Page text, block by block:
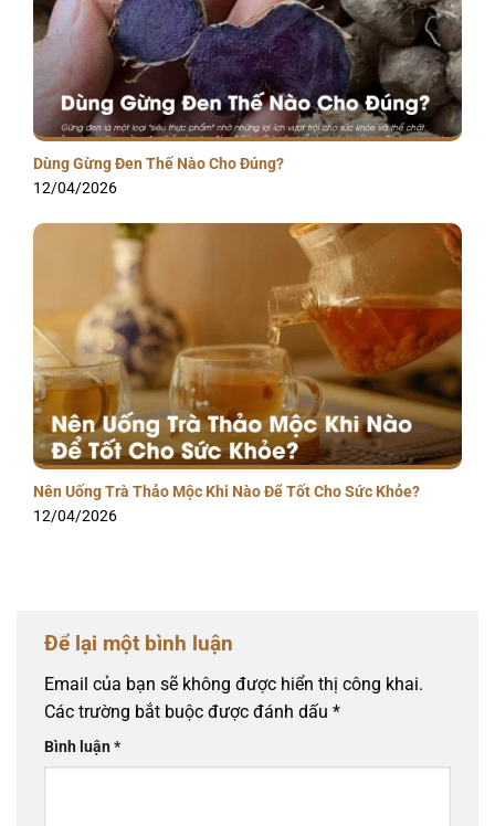
Dùng Gừng Đen Thế Nào Cho Đúng?
12/04/2026
Nên Uống Trà Thảo Mộc Khi Nào Để Tốt Cho Sức Khỏe?
12/04/2026
Để lại một bình luận
Email của bạn sẽ không được hiển thị công khai.
Các trường bắt buộc được đánh dấu *
Bình luận*